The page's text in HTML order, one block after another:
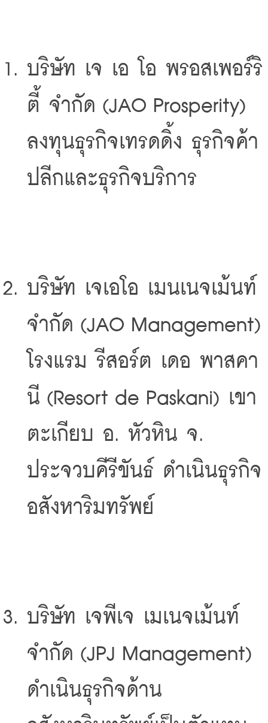
บริษัท เจ เอ โอ พรอสเพอร์ริ
ตี้ จำกัด (JAO Prosperity)
ลงทุนธุรกิจเทรดดิ้ง ธุรกิจค้า
ปลีกและธุรกิจบริการ
บริษัท เจเอโอ เมนเนจเม้นท์
จำกัด (JAO Management)
โรงแรม รีสอร์ต เดอ พาสคา
นี (Resort de Paskani) เขา
ตะเกียบ อ. หัวหิน จ.
ประจวบคีรีขันธ์ ดำเนินธุรกิจ
อสังหาริมทรัพย์
บริษัท เจพีเจ เมเนจเม้นท์
จำกัด (JPJ Management)
ดำเนินธุรกิจด้าน